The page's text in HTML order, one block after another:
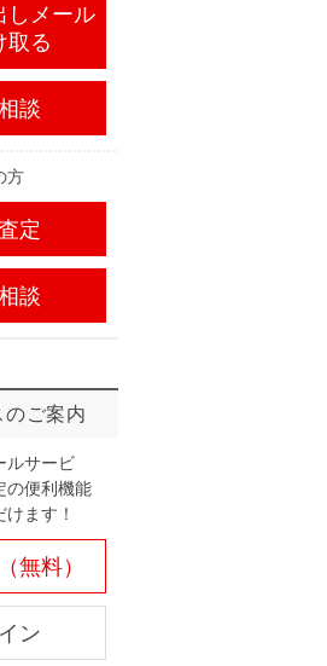
しメール
取る
談
方
定
談
ご案内
ルサービ
の便利機能
ます！
無料）
ン